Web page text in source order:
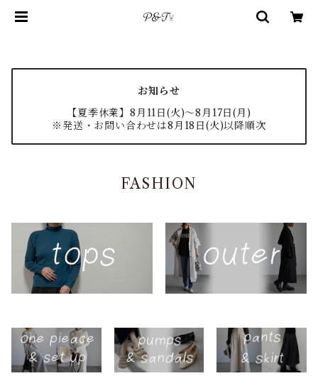
お知らせ
【夏季休業】8月11日(火)〜8月17日(月)
※発送・お問い合わせは8月18日(火)以降順次
FASHION